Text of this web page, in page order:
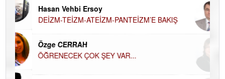
Hasan Vehbi Ersoy
DEİZM-TEİZM-ATEİZM-PANTEİZM’E BAKIŞ
Özge CERRAH
ÖĞRENECEK ÇOK ŞEY VAR...